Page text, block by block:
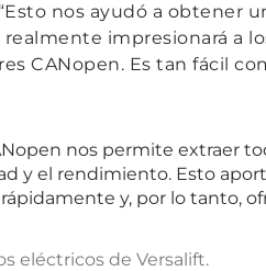
“Esto nos ayudó a obtener
impresionará a
CANopen. Es tan fácil
nos permite extraer
y el rendimiento. Esto
y, por lo tanto,
eléctricos de Versalift.